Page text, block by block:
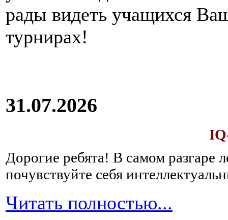
рады видеть учащихся
турнирах!
31.07.2026
Дорогие ребята! В самом разгаре
почувствуйте себя
Читать полностью...